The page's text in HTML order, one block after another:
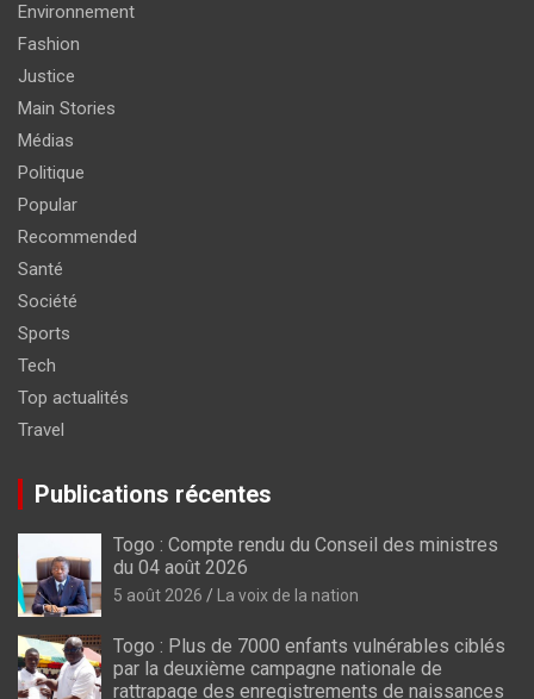
Environnement
Fashion
Justice
Main Stories
Médias
Politique
Popular
Recommended
Santé
Société
Sports
Tech
Top actualités
Travel
Publications récentes
Togo : Compte rendu du Conseil des ministres
du 04 août 2026
5 août 2026 La voix de la nation
Togo : Plus de 7000 enfants vulnérables ciblés
par la deuxième campagne nationale de
rattrapage des enregistrements de naissances